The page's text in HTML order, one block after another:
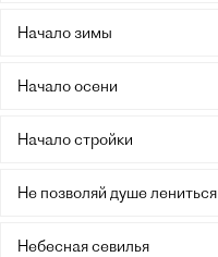
Начало зимы
Начало осени
Начало стройки
Не позволяй душе лениться
Небесная севилья